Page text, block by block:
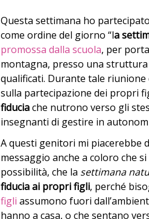
Questa settimana ho
come ordine del giorno “la
promossa dalla scuola, per
montagna, presso una
qualificati. Durante tale
sulla partecipazione dei propri
fiduciache nutrono verso gli
insegnanti di gestire in
A questi genitori mi piacerebbe
messaggio anche a coloro che
possibilità, che la settimana
fiducia ai propri figli, perché
figli assumono fuori
hanno a casa, o che sentano